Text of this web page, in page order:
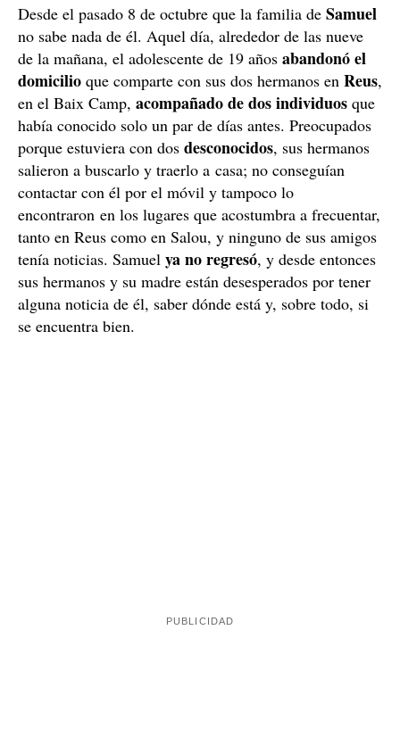
Desde el pasado 8 de octubre que la familia de Samuel
no sabe nada de él. Aquel día, alrededor de las nueve
de la mañana, el adolescente de 19 años abandonó el
domicilio que comparte con sus dos hermanos en Reus,
en el Baix Camp, acompañado de dos individuos que
había conocido solo un par de días antes. Preocupados
porque estuviera con dos desconocidos, sus hermanos
salieron a buscarlo y traerlo a casa; no conseguían
contactar con él por el móvil y tampoco lo
encontraron en los lugares que acostumbra a frecuentar,
tanto en Reus como en Salou, y ninguno de sus amigos
tenía noticias. Samuel ya no regresó, y desde entonces
sus hermanos y su madre están desesperados por tener
alguna noticia de él, saber dónde está y, sobre todo, si
se encuentra bien.